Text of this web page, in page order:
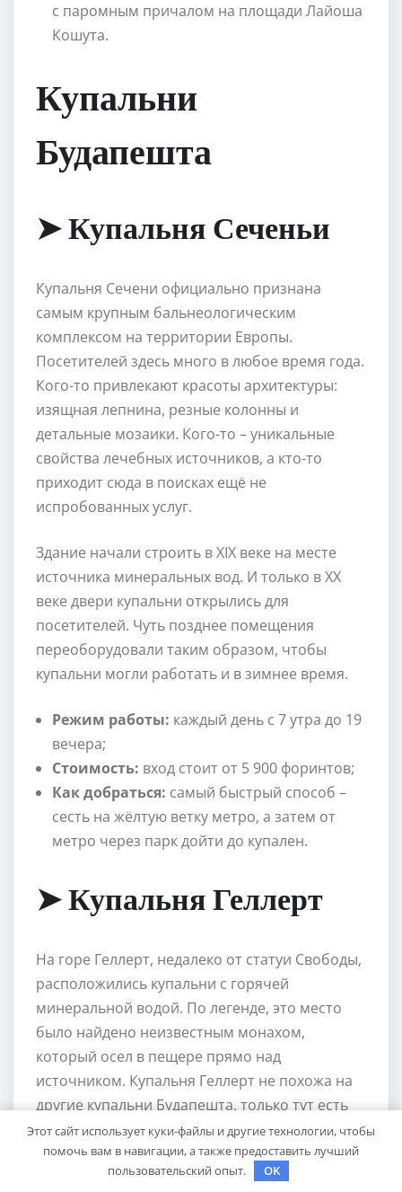
с паромным причалом на площади Лайоша
Кошута.
Купальни
Будапешта
➤ Купальня Сеченьи
Купальня Сечени официально признана
самым крупным бальнеологическим
комплексом на территории Европы.
Посетителей здесь много в любое время года.
Кого-то привлекают красоты архитектуры:
изящная лепнина, резные колонны и
детальные мозаики. Кого-то – уникальные
свойства лечебных источников, а кто-то
приходит сюда в поисках ещё не
испробованных услуг.
Здание начали строить в XIX веке на месте
источника минеральных вод. И только в XX
веке двери купальни открылись для
посетителей. Чуть позднее помещения
переоборудовали таким образом, чтобы
купальни могли работать и в зимнее время.
Режим работы: каждый день с 7 утра до 19
вечера;
Стоимость: вход стоит от 5 900 форинтов;
Как добраться: самый быстрый способ –
сесть на жёлтую ветку метро, а затем от
метро через парк дойти до купален.
➤ Купальня Геллерт
На горе Геллерт, недалеко от статуи Свободы,
расположились купальни с горячей
минеральной водой. По легенде, это место
было найдено неизвестным монахом,
который осел в пещере прямо над
источником. Купальня Геллерт не похожа на
другие купальни Будапешта, только тут есть
илистая грязь, обладающая уникальными
лечебными свойствами.
Этот сайт использует куки-файлы и другие технологии, чтобы
помочь вам в навигации, а также предоставить лучший
пользовательский опыт.
OK